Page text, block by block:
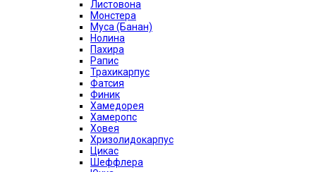
Листовона
Монстера
Муса (Банан)
Нолина
Пахира
Рапис
Трахикарпус
Фатсия
Финик
Хамедорея
Хамеропс
Ховея
Хризолидокарпус
Цикас
Шеффлера